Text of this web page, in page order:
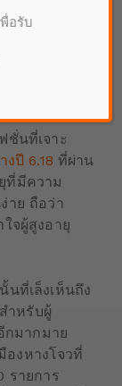
เวอร์เอจ
ยใช้สอย
านคนได้ซื้อ
ของออนไลน์
ชั่นที่เจาะ
ปี ​​6.18 ที่ผ่าน
ที่มีความ
าย ถือว่า
จผู้สูงอายุ
ที่เล็งเห็นถึง
ำหรับผู้
กมากมาย
องหางโจวที่
รายการ
พื่อรับ